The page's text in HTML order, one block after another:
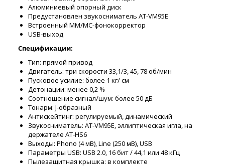
Алюминиевый опорный диск
Предустановлен звукосниматель AT-VM95E
Встроенный MM/MC-фонокорректор
USB-выход
Спецификации:
Тип: прямой привод
Двигатель: три скорости 33,1/3, 45, 78 об/мин
Пусковое усилие: более 1 кг/ см
Детонации: менее 0,2 %
Соотношение сигнал/шум: более 50 дБ
Тонарм: J-образный
Антискейтинг: регулируемый, динамический
Звукосниматель: AT-VM95E, эллиптическая игла, на
держателе AT-HS6
Выходы: Phono (4 мВ), Line (250 мВ), USB
Параметры USB: USB 2.0, 16 бит / 44,1 или 48 кГц
Пылезащитная крышка: в комплекте